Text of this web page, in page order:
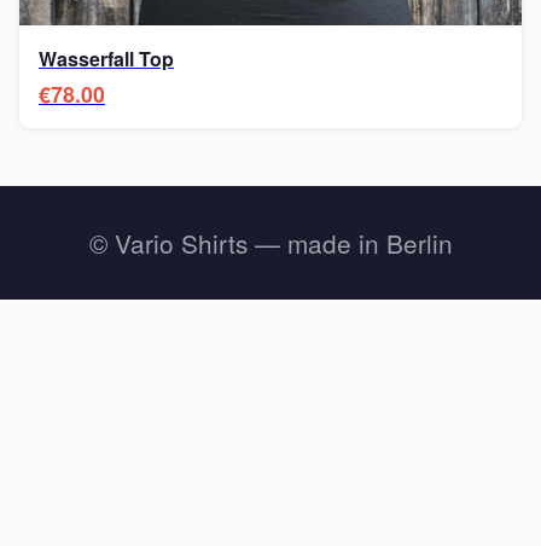
Wasserfall Top
€78.00
© Vario Shirts — made in Berlin